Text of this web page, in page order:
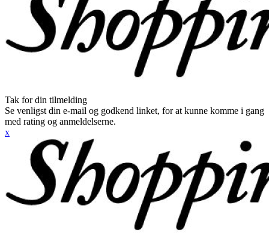
Tak for din tilmelding
Se venligst din e-mail og godkend linket, for at kunne komme i gang
med rating og anmeldelserne.
x